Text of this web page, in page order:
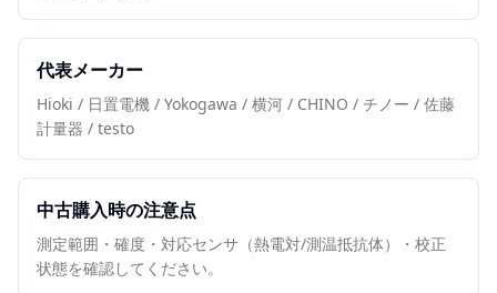
代表メーカー
Hioki / 日置電機 / Yokogawa / 横河 / CHINO / チノー / 佐藤
計量器 / testo
中古購入時の注意点
測定範囲・確度・対応センサ（熱電対/測温抵抗体）・校正
状態を確認してください。